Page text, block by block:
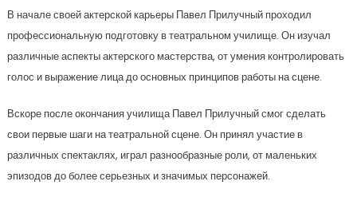
В начале своей актерской карьеры Павел Прилучный проходил
профессиональную подготовку в театральном училище. Он изучал
различные аспекты актерского мастерства, от умения контролировать
голос и выражение лица до основных принципов работы на сцене.
Вскоре после окончания училища Павел Прилучный смог сделать
свои первые шаги на театральной сцене. Он принял участие в
различных спектаклях, играл разнообразные роли, от маленьких
эпизодов до более серьезных и значимых персонажей.